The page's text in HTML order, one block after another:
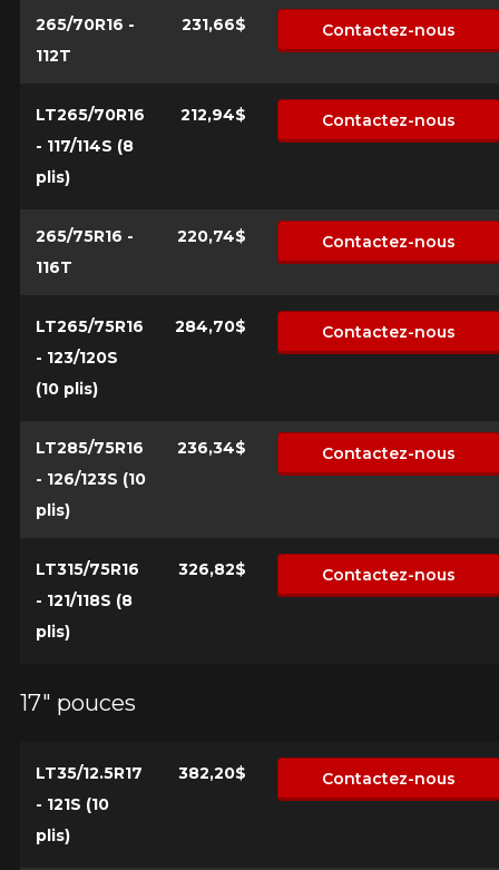
265/70R16 -
112T
231,66$ Contactez-nous
LT265/70R16
- 117/114S (8
plis)
212,94$ Contactez-nous
265/75R16 -
116T
220,74$ Contactez-nous
LT265/75R16
- 123/120S
(10 plis)
284,70$ Contactez-nous
LT285/75R16
- 126/123S (10
plis)
236,34$ Contactez-nous
LT315/75R16
- 121/118S (8
plis)
326,82$ Contactez-nous
17" pouces
LT35/12.5R17
- 121S (10
plis)
382,20$ Contactez-nous
Annuler
avant de commander.